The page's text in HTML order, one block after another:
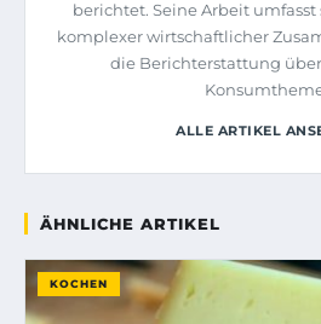
berichtet. Seine Arbeit umfasst
komplexer wirtschaftlicher
die Berichterstattung
ALLE ARTIKEL
ÄHNLICHE ARTIKEL
KOCHEN